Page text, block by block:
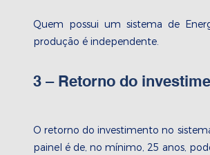
Quem possui um sistema de
produção é independente.
3 – Retorno do
O retorno do investimento no
painel é de, no mínimo, 25 anos,